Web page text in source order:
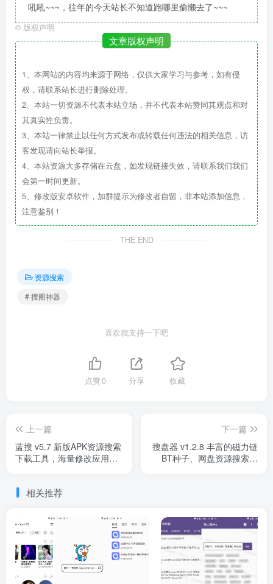
吼吼~~~，往年的今天站长不知道跑哪里偷懒去了~~~
© 版权声明
文章版权声明
1、本网站的内容均来源于网络，仅供大家学习与参考，如有侵
权，请联系站长进行删除处理。
2、本站一切资源不代表本站立场，并不代表本站赞同其观点和对
其真实性负责。
3、本站一律禁止以任何方式发布或转载任何违法的相关信息，访
客发现请向站长举报。
4、本站资源大多存储在云盘，如发现链接失效，请联系我们我们
会第一时间更新。
5、修改版安卓软件，加群提示为修改者自留，非本站添加信息，
注意鉴别！
THE END
资源搜索
# 搜图神器
喜欢就支持一下吧
点赞0 分享 收藏
上一篇
蓝搜 v5.7 新版APK资源搜索
下载工具，海量修改应用随
下一篇
搜盘器 v1.2.8 丰富的磁力链
BT种子、网盘资源搜索引
相关推荐